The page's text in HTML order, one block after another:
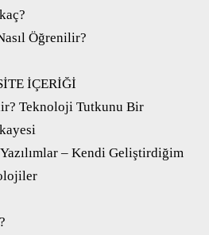
Öğrenilir?
İÇERİĞİ
Teknoloji Tutkunu Bir
– Kendi Geliştirdiğim